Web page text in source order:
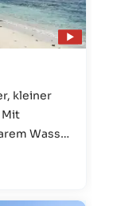
kleiner
Wasser
befindet